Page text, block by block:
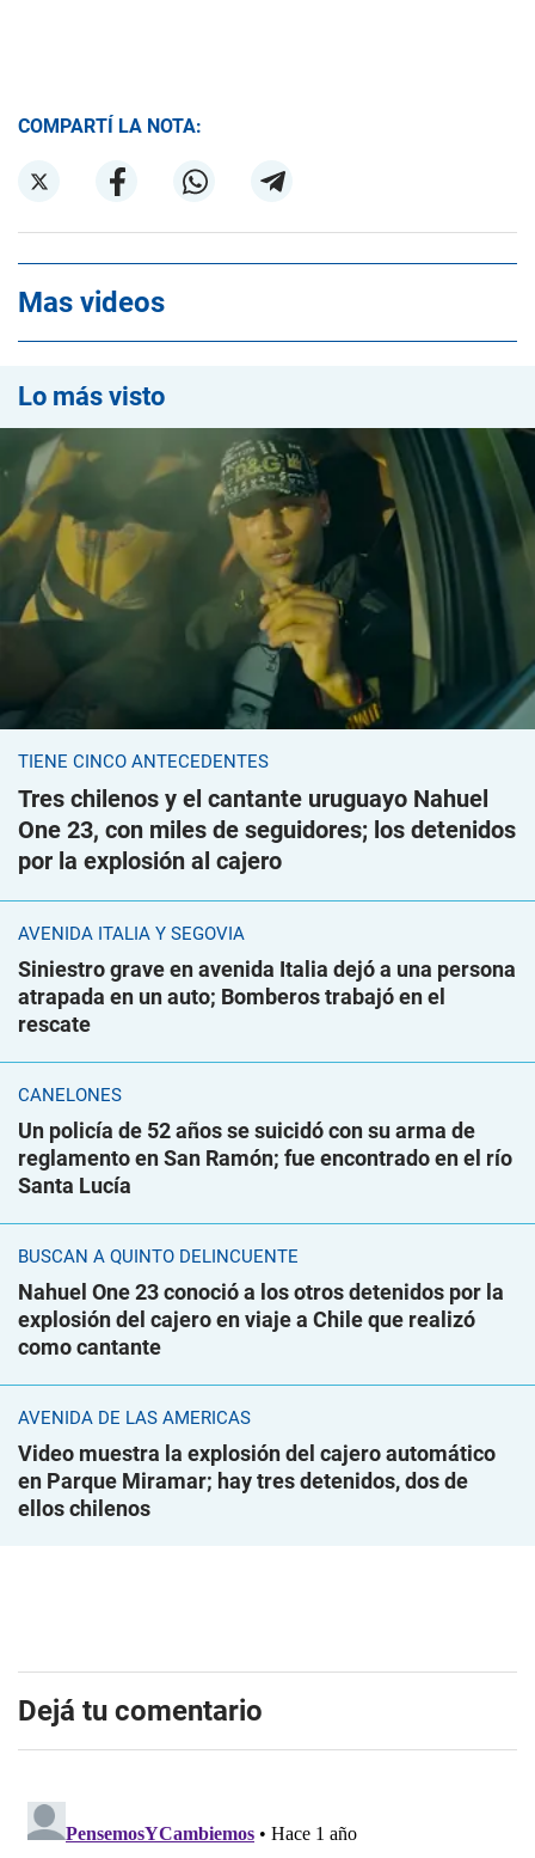
COMPARTÍ LA NOTA:
Mas videos
Lo más visto
TIENE CINCO ANTECEDENTES
Tres chilenos y el cantante uruguayo Nahuel
One 23, con miles de seguidores; los detenidos
por la explosión al cajero
AVENIDA ITALIA Y SEGOVIA
Siniestro grave en avenida Italia dejó a una persona
atrapada en un auto; Bomberos trabajó en el
rescate
CANELONES
Un policía de 52 años se suicidó con su arma de
reglamento en San Ramón; fue encontrado en el río
Santa Lucía
BUSCAN A QUINTO DELINCUENTE
Nahuel One 23 conoció a los otros detenidos por la
explosión del cajero en viaje a Chile que realizó
como cantante
AVENIDA DE LAS AMÉRICAS
Video muestra la explosión del cajero automático
en Parque Miramar; hay tres detenidos, dos de
ellos chilenos
Dejá tu comentario